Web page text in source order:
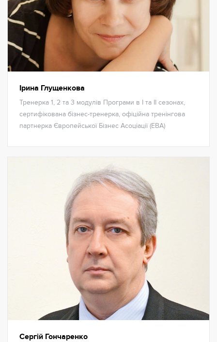
Ірина Глущенкова
Тренерка 1, 2 та 3 модулів Програми в І та ІІ сезонах,
сертифікована бізнес-тренерка, офіційна тренінгова
партнерка Європейської Бізнес Асоціації (EBA)
Сергій Гончаренко